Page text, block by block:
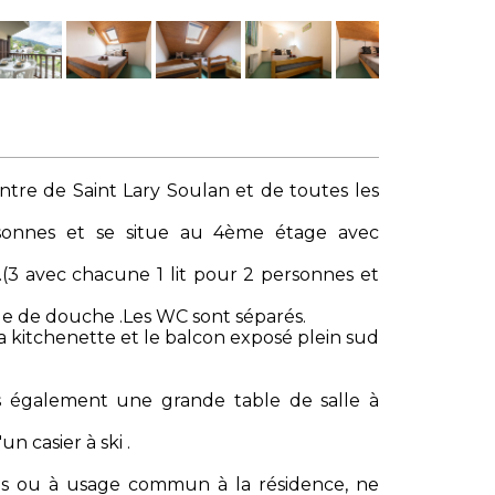
de Saint Lary Soulan et de toutes les
et se situe au 4ème étage avec
avec chacune 1 lit pour 2 personnes et
de douche .Les WC sont séparés.
kitchenette et le balcon exposé plein sud
une grande table de salle à
casier à ski .
ou à usage commun à la résidence, ne